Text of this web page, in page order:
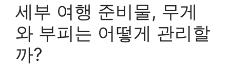
세부 여행 준비물, 무게
와 부피는 어떻게 관리할
까?